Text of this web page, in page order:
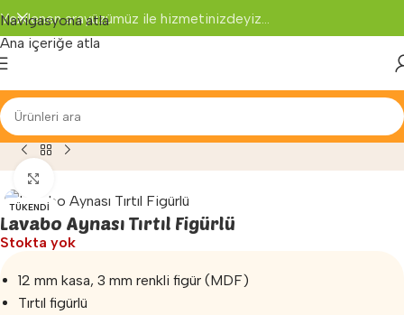
Navigasyona atla
Ana içeriğe atla
Yenilenen arayüzümüz ile hizmetinizdeyiz...
»Banyo Duvar Aynası
TÜKENDI
Lavabo Aynası Tırtıl Figürlü
Stokta yok
12 mm kasa, 3 mm renkli figür (MDF)
Tırtıl figürlü